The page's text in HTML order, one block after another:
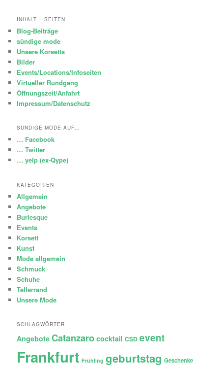
INHALT – SEITEN
Blog-Beiträge
sündige mode
Unsere Korsetts
Bilder
Events/Locations/Infoseiten
Virtueller Rundgang
Öffnungszeit/Anfahrt
Impressum/Datenschutz
SÜNDIGE MODE AUF…
… Facebook
… Twitter
… yelp (ex-Qype)
KATEGORIEN
Allgemein
Angebote
Burlesque
Events
Korsett
Kunst
Mode allgemein
Schmuck
Schuhe
Tellerrand
Unsere Mode
SCHLAGWÖRTER
Angebote Catanzaro cocktail CSD event
Frankfurt Frühling geburtstag Geschenke